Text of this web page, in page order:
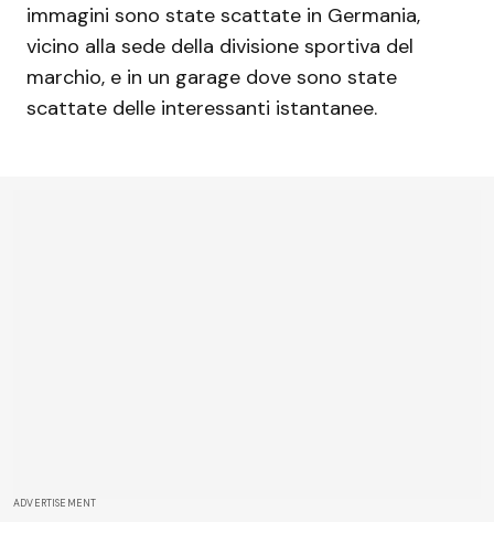
immagini sono state scattate in Germania,
vicino alla sede della divisione sportiva del
marchio, e in un garage dove sono state
scattate delle interessanti istantanee.
ADVERTISEMENT